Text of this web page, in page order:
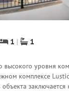
1
1
высокого уровня
комплексе
объекта заключается